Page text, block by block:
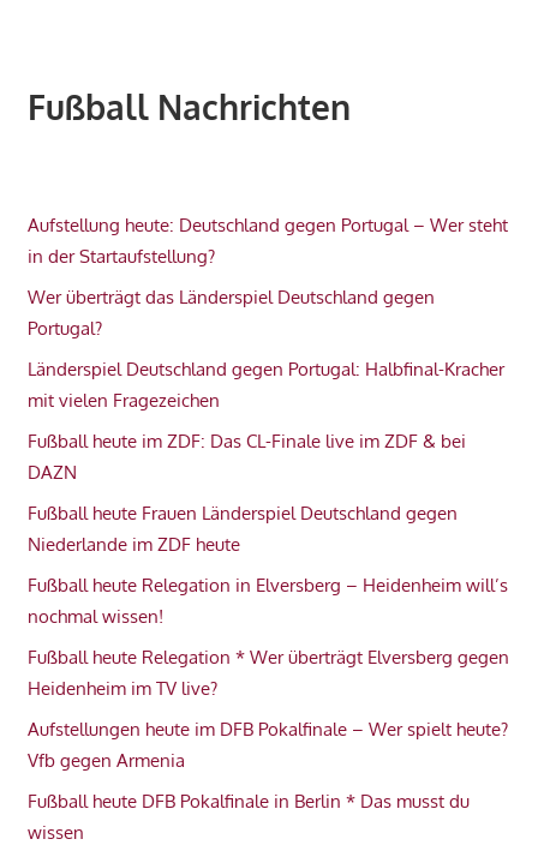
Fußball Nachrichten
Aufstellung heute: Deutschland gegen Portugal – Wer steht
in der Startaufstellung?
Wer überträgt das Länderspiel Deutschland gegen
Portugal?
Länderspiel Deutschland gegen Portugal: Halbfinal-Kracher
mit vielen Fragezeichen
Fußball heute im ZDF: Das CL-Finale live im ZDF & bei
DAZN
Fußball heute Frauen Länderspiel Deutschland gegen
Niederlande im ZDF heute
Fußball heute Relegation in Elversberg – Heidenheim will’s
nochmal wissen!
Fußball heute Relegation * Wer überträgt Elversberg gegen
Heidenheim im TV live?
Aufstellungen heute im DFB Pokalfinale – Wer spielt heute?
Vfb gegen Armenia
Fußball heute DFB Pokalfinale in Berlin * Das musst du
wissen